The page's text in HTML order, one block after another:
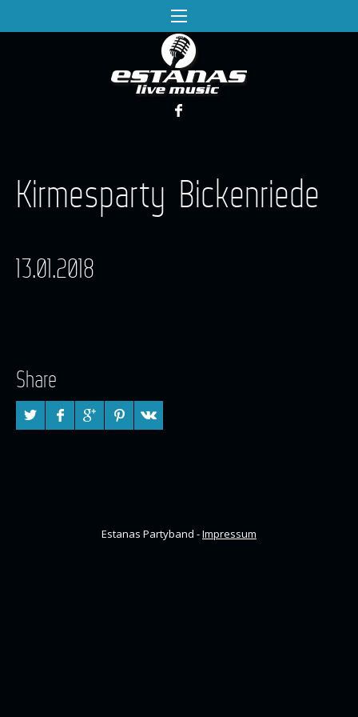
Kirmesparty Bickenriede
13.01.2018
Share
Estanas Partyband -Impressum